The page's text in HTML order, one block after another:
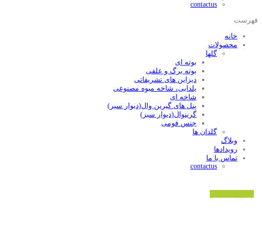
contactus
فهرست
خانه
محصولات
گلها
بوته ای
بوته برگ و علفی
دیزاین های تشریفاتی
یلدایی، شاخه میوه مصنوعی
شاخه ای
پنل های گیرین وال(دیوار سبر)
گرینوال(دیوار سبز)
جنس فومی
گلدان ها
وبلاگ
رویدادها
تماس با ما
contactus